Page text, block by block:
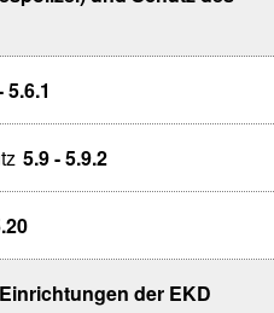
5.6.1
5.9 - 5.9.2
der EKD